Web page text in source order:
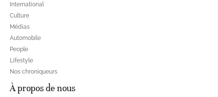
International
Culture
Médias
Automobile
People
Lifestyle
Nos chroniqueurs
À propos de nous